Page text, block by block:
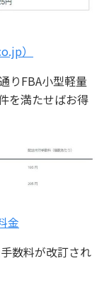
）
りFBA小型軽量
を満たせばお得
金
数料が改訂され